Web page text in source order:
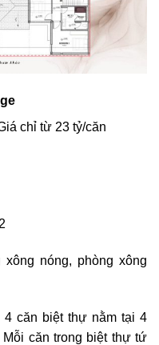
chỉ từ 23 tỷ/căn
nóng, phòng xông
căn biệt thự nằm tại 4
căn trong biệt thự tứ